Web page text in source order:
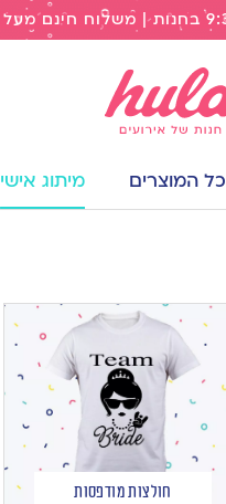
כל המוצרים מיתוג אישי
חולצות מודפסות